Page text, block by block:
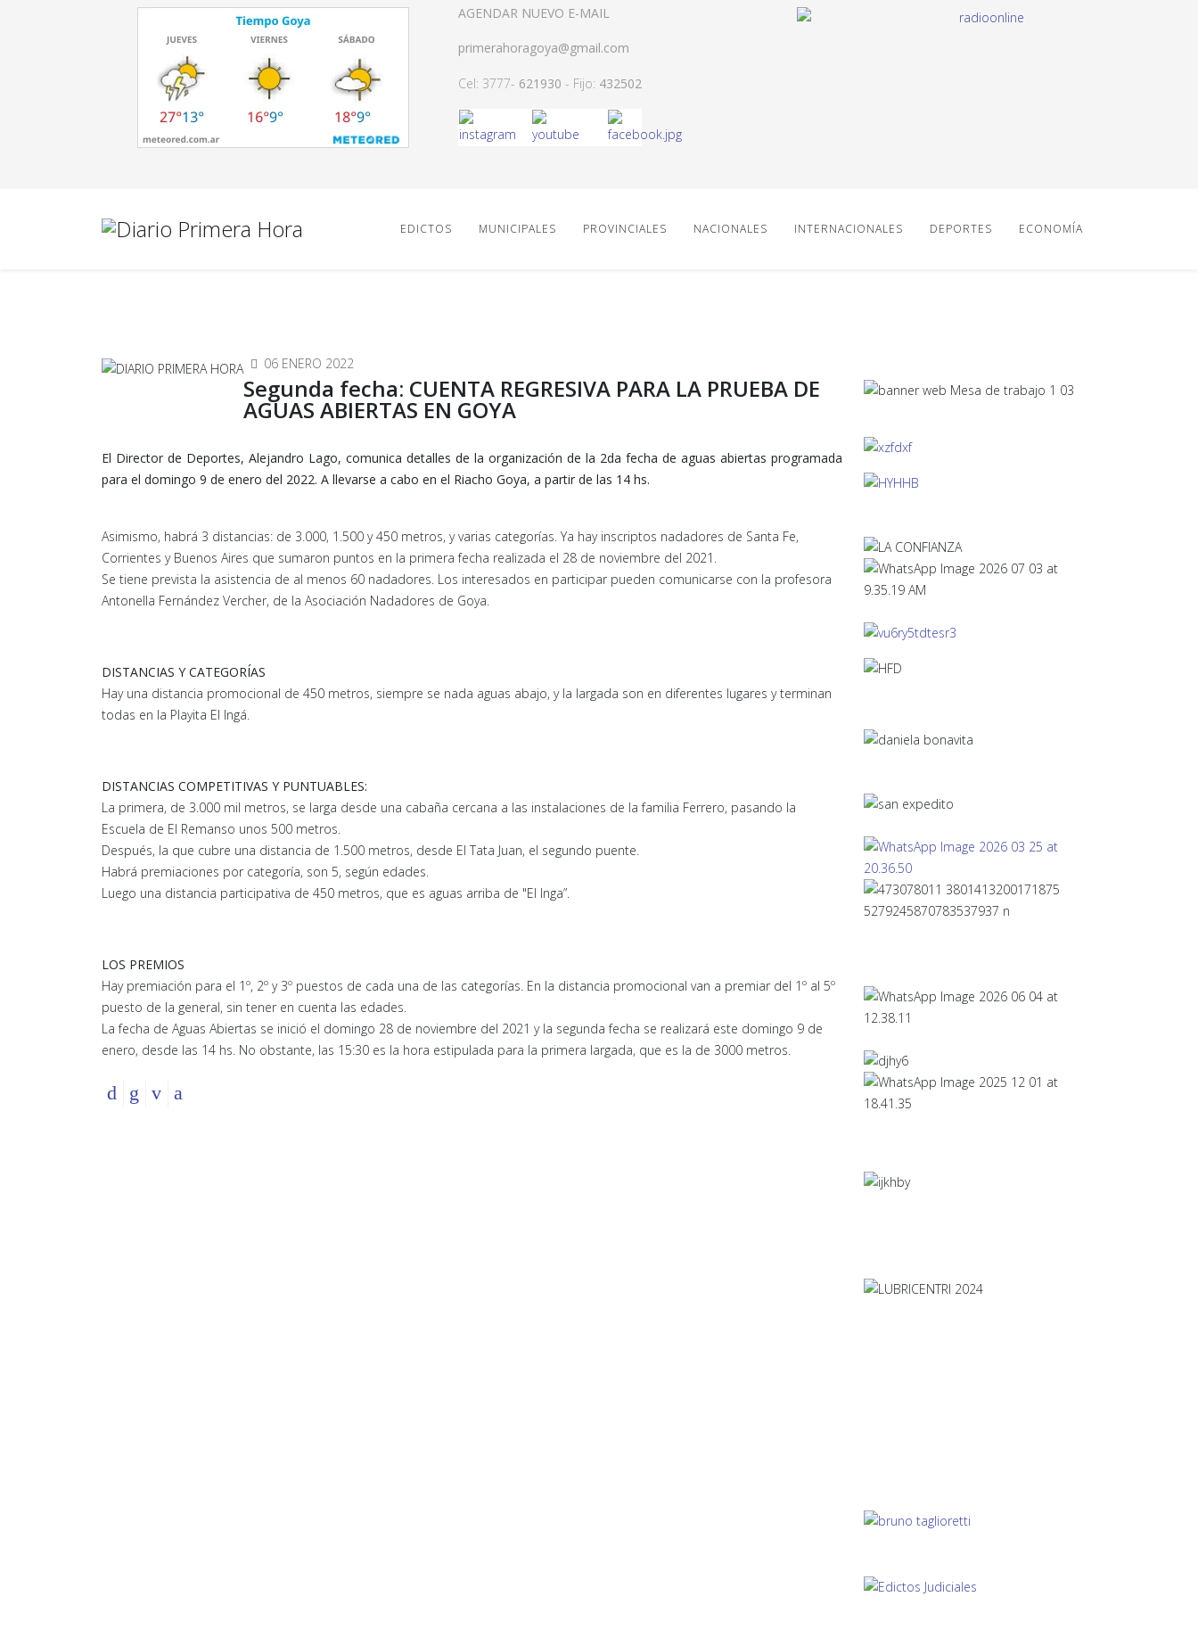
AGENDAR NUEVO E-MAIL
primerahoragoya@gmail.com
Cel: 3777- 621930 - Fijo: 432502
EDICTOS MUNICIPALES PROVINCIALES NACIONALES INTERNACIONALES DEPORTES ECONOMÍA
06 ENERO 2022
Segunda fecha: CUENTA REGRESIVA PARA LA PRUEBA DE
AGUAS ABIERTAS EN GOYA
El Director de Deportes, Alejandro Lago, comunica detalles de la organización de la 2da fecha de aguas abiertas programada
para el domingo 9 de enero del 2022. A llevarse a cabo en el Riacho Goya, a partir de las 14 hs.
Asimismo, habrá 3 distancias: de 3.000, 1.500 y 450 metros, y varias categorías. Ya hay inscriptos nadadores de Santa Fe,
Corrientes y Buenos Aires que sumaron puntos en la primera fecha realizada el 28 de noviembre del 2021.
Se tiene prevista la asistencia de al menos 60 nadadores. Los interesados en participar pueden comunicarse con la profesora
Antonella Fernández Vercher, de la Asociación Nadadores de Goya.
DISTANCIAS Y CATEGORÍAS
Hay una distancia promocional de 450 metros, siempre se nada aguas abajo, y la largada son en diferentes lugares y terminan
todas en la Playita El Ingá.
DISTANCIAS COMPETITIVAS Y PUNTUABLES:
La primera, de 3.000 mil metros, se larga desde una cabaña cercana a las instalaciones de la familia Ferrero, pasando la
Escuela de El Remanso unos 500 metros.
Después, la que cubre una distancia de 1.500 metros, desde El Tata Juan, el segundo puente.
Habrá premiaciones por categoría, son 5, según edades.
Luego una distancia participativa de 450 metros, que es aguas arriba de "El Inga”.
LOS PREMIOS
Hay premiación para el 1º, 2º y 3º puestos de cada una de las categorías. En la distancia promocional van a premiar del 1º al 5º
puesto de la general, sin tener en cuenta las edades.
La fecha de Aguas Abiertas se inició el domingo 28 de noviembre del 2021 y la segunda fecha se realizará este domingo 9 de
enero, desde las 14 hs. No obstante, las 15:30 es la hora estipulada para la primera largada, que es la de 3000 metros.